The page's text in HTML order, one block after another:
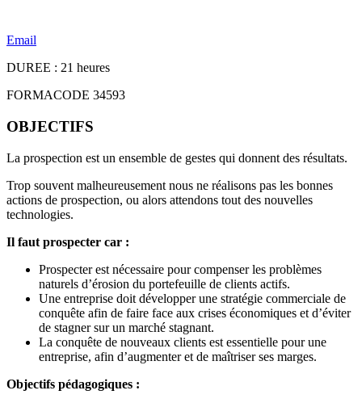
Email
DUREE : 21 heures
FORMACODE 34593
OBJECTIFS
La prospection est un ensemble de gestes qui donnent des résultats.
Trop souvent malheureusement nous ne réalisons pas les bonnes
actions de prospection, ou alors attendons tout des nouvelles
technologies.
Il faut prospecter car :
Prospecter est nécessaire pour compenser les problèmes
naturels d’érosion du portefeuille de clients actifs.
Une entreprise doit développer une stratégie commerciale de
conquête afin de faire face aux crises économiques et d’éviter
de stagner sur un marché stagnant.
La conquête de nouveaux clients est essentielle pour une
entreprise, afin d’augmenter et de maîtriser ses marges.
Objectifs pédagogiques :